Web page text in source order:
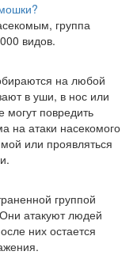
группа
видов.
на любой
в уши, в нос или
могут повредить
на атаки насекомого
или проявляться
группой
атакуют людей
них остается